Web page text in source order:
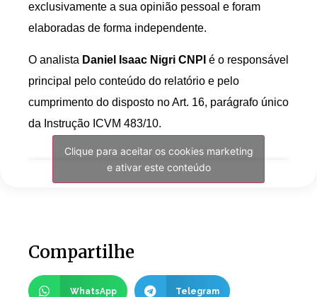
exclusivamente a sua opinião pessoal e foram
elaboradas de forma independente.
O analista Daniel Isaac Nigri CNPI é o responsável
principal pelo conteúdo do relatório e pelo
cumprimento do disposto no Art. 16, parágrafo único
da Instrução ICVM 483/10.
Clique para aceitar os cookies marketing
e ativar este conteúdo
Compartilhe
WhatsApp Telegram